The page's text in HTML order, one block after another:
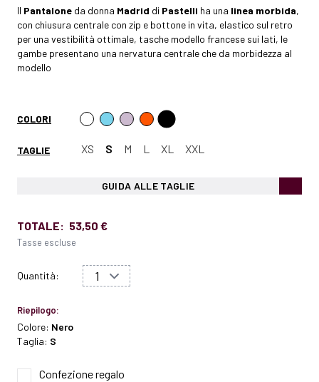
Il Pantalone da donna Madrid di Pastelli ha una linea morbida,
con chiusura centrale con zip e bottone in vita, elastico sul retro
per una vestibilità ottimale, tasche modello francese sui lati, le
gambe presentano una nervatura centrale che da morbidezza al
modello
COLORI
TAGLIE XS S M L XL XXL
GUIDA ALLE TAGLIE
TOTALE: 53,50 €
Tasse escluse
Quantità:
Riepilogo:
Colore: Nero
Taglia: S
Confezione regalo